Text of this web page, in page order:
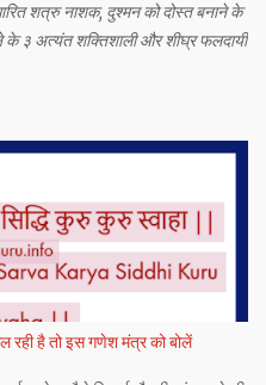
शत्रु नाशक, दुश्मन को दोस्त बनाने के
के ३ अत्यंत शक्तिशाली और शीघ्र फलदायी
रही है तो इस गणेश मंत्र को बोलें